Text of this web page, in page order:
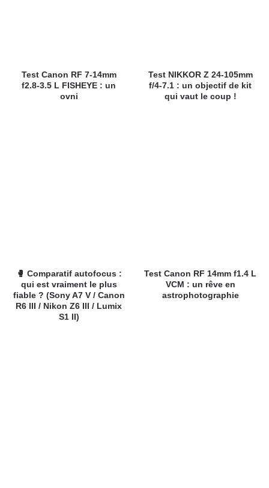
Test Canon RF 7-14mm
f2.8-3.5 L FISHEYE : un
ovni
Test NIKKOR Z 24-105mm
f/4-7.1 : un objectif de kit
qui vaut le coup !
🥊 Comparatif autofocus :
qui est vraiment le plus
fiable ? (Sony A7 V / Canon
R6 III / Nikon Z6 III / Lumix
S1 II)
Test Canon RF 14mm f1.4 L
VCM : un rêve en
astrophotographie